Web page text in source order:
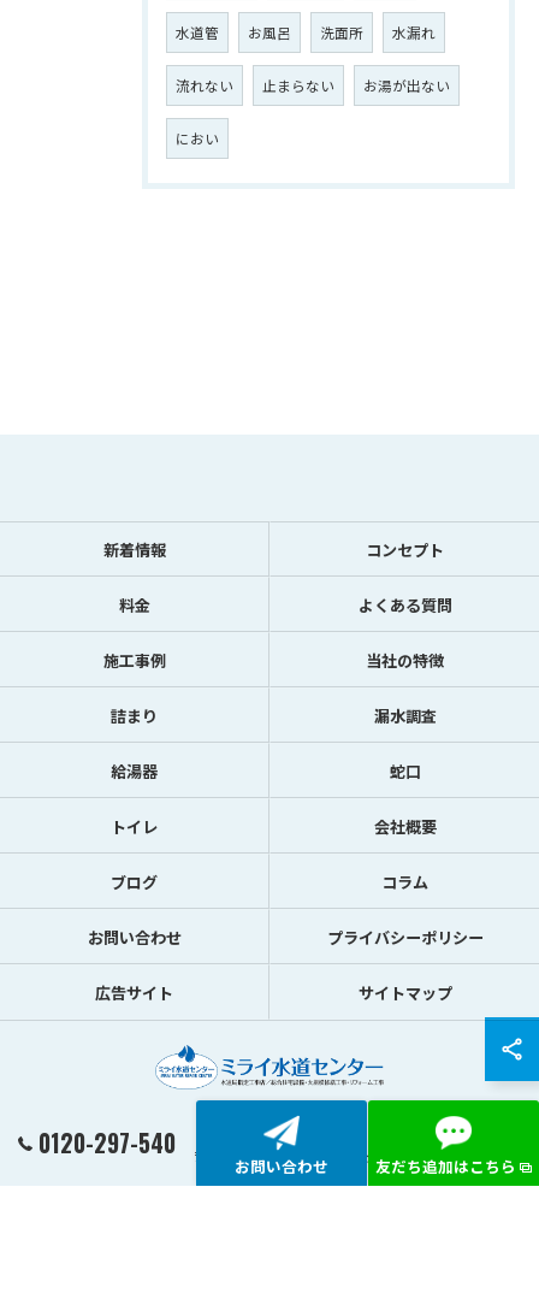
水道管 お風呂 洗面所 水漏れ
流れない 止まらない お湯が出ない
におい
0120-297-540
お問い合わせ 友だち追加はこちら
新着情報 コンセプト
料金 よくある質問
施工事例 当社の特徴
詰まり 漏水調査
給湯器 蛇口
トイレ 会社概要
ブログ コラム
お問い合わせ プライバシーポリシー
広告サイト サイトマップ
© 2026 東京都渋谷区の水トラブルならミライ水道センター ALL RIGHTS RESERVED.